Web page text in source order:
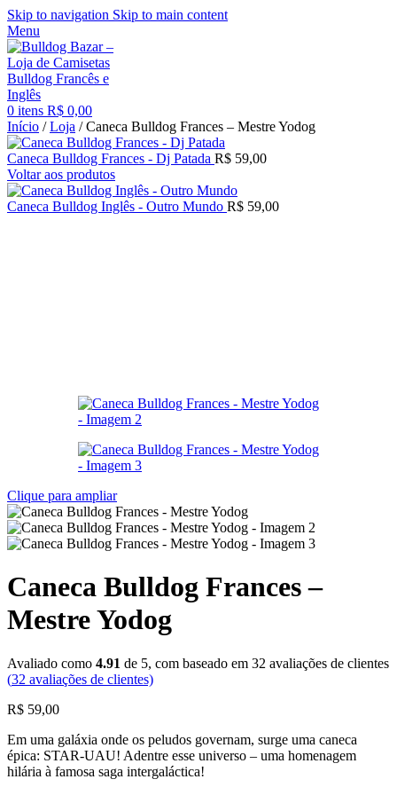
Skip to navigation Skip to main content
Menu
0 itens R$ 0,00
Início /Loja /Caneca Bulldog Frances – Mestre Yodog
Caneca Bulldog Frances - Dj Patada R$ 59,00
Voltar aos produtos
Caneca Bulldog Inglês - Outro Mundo R$ 59,00
Clique para ampliar
Caneca Bulldog Frances –
Mestre Yodog
Avaliado como 4.91 de 5, com baseado em 32 avaliações de clientes
(32 avaliações de clientes)
R$ 59,00
Em uma galáxia onde os peludos governam, surge uma caneca
épica: STAR-UAU! Adentre esse universo – uma homenagem
hilária à famosa saga intergaláctica!